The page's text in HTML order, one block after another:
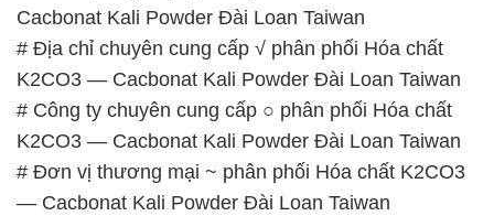
Cacbonat Kali Powder Đài Loan Taiwan
# Địa chỉ chuyên cung cấp √ phân phối Hóa chất
K2CO3 — Cacbonat Kali Powder Đài Loan Taiwan
# Công ty chuyên cung cấp ○ phân phối Hóa chất
K2CO3 — Cacbonat Kali Powder Đài Loan Taiwan
# Đơn vị thương mại ~ phân phối Hóa chất K2CO3
— Cacbonat Kali Powder Đài Loan Taiwan